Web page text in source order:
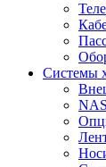
Системы